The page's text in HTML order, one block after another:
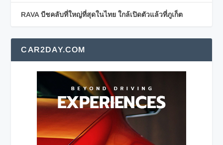
RAVA บีชคลับที่ใหญ่ที่สุดในไทย ใกล้เปิดตัวแล้วที่ภูเก็ต
CAR2DAY.COM